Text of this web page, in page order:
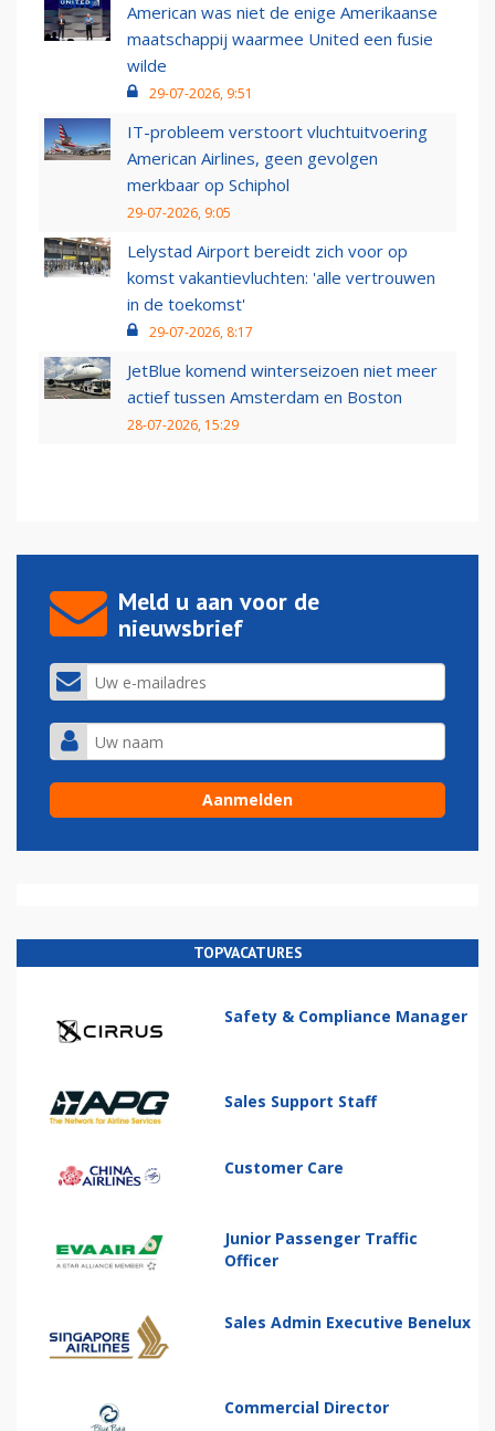
American was niet de enige Amerikaanse
maatschappij waarmee United een fusie
wilde
29-07-2026, 9:51
IT-probleem verstoort vluchtuitvoering
American Airlines, geen gevolgen
merkbaar op Schiphol
29-07-2026, 9:05
Lelystad Airport bereidt zich voor op
komst vakantievluchten: 'alle vertrouwen
in de toekomst'
29-07-2026, 8:17
JetBlue komend winterseizoen niet meer
actief tussen Amsterdam en Boston
28-07-2026, 15:29
Meld u aan voor de
nieuwsbrief
TOPVACATURES
Safety & Compliance Manager
Sales Support Staff
Customer Care
Junior Passenger Traffic
Officer
Sales Admin Executive Benelux
Commercial Director